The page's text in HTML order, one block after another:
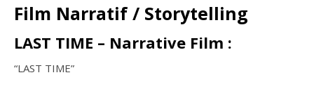
Film Narratif / Storytelling
LAST TIME – Narrative Film :
“LAST TIME”